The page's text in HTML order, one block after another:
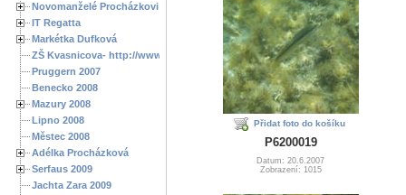
Novomanželé Procházkovi
IT Regatta
Markétka Dufková
ZŠ Kvasnicova- http://www.spoluzaci.cz/285525
Pruggern 2007
Benecko 2008
Mazury 2008
Lipno 2008
Městec 2008
Adélka Procházková
Serfaus 2009
Jachta Zara 2009
Přidat foto do košíku
P6200019
Datum: 20.6.2007
Zobrazení: 1015